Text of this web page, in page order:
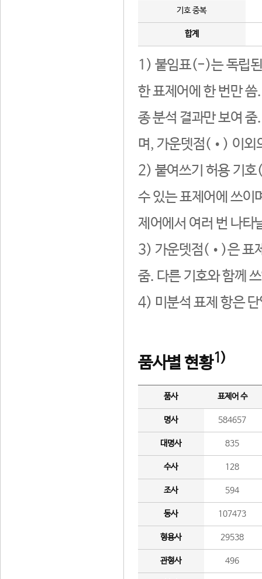
기호 중복
합계
1) 붙임표(-)는 독립된
한 표제어에 한 번만
종 분석 결과만 보여
며, 가운뎃점(•) 이외
2) 붙여쓰기 허용 기호
수 있는 표제어에 쓰이
제어에서 여러 번 나타
3) 가운뎃점(•)은 표
줌. 다른 기호와 함께
4) 미분석 표제 항은
품사별 현황1)
품사 표제어 수
명사 584657
대명사 835
수사 128
조사 594
동사 107473
형용사 29538
관형사 496